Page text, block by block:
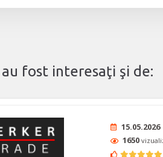
fost interesaţi şi de:
15.05.2026
1650